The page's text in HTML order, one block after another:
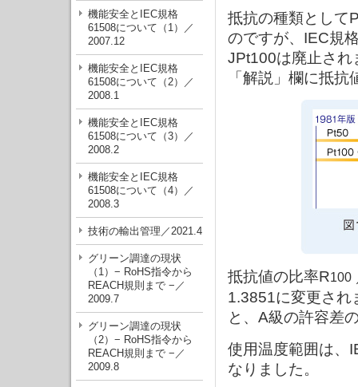
機能安全とIEC規格
61508について（1）／
2007.12
機能安全とIEC規格
61508について（2）／
2008.1
機能安全とIEC規格
61508について（3）／
2008.2
機能安全とIEC規格
61508について（4）／
2008.3
技術の輸出管理／2021.4
グリーン調達の現状
（1）− RoHS指令から
REACH規則まで −／
2009.7
グリーン調達の現状
（2）− RoHS指令から
REACH規則まで −／
2009.8
抵抗の種類として
のですが、IEC規
JPt100は廃止され
「解説」欄に抵
抵抗値の比率R100
1.3851に変更さ
と、A級の許容差
使用温度範囲は、
なりました。